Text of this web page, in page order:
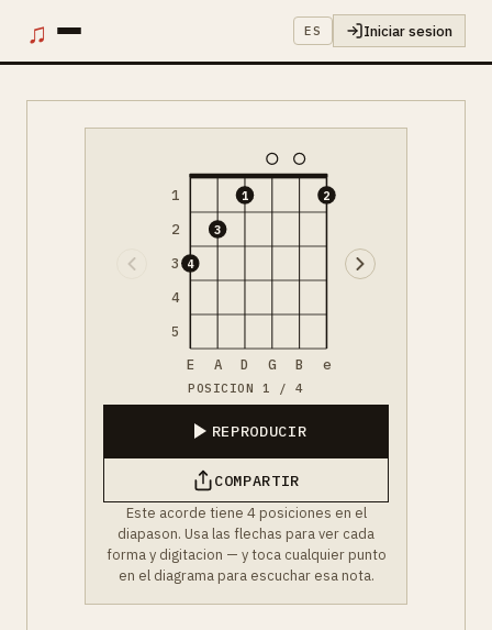
♫ ES Iniciar sesion
1
2
3
4
5
4
3
1 2
E A D G B e
POSICION 1 / 4
REPRODUCIR
COMPARTIR
Este acorde tiene 4 posiciones en el
diapason. Usa las flechas para ver cada
forma y digitacion — y toca cualquier punto
en el diagrama para escuchar esa nota.